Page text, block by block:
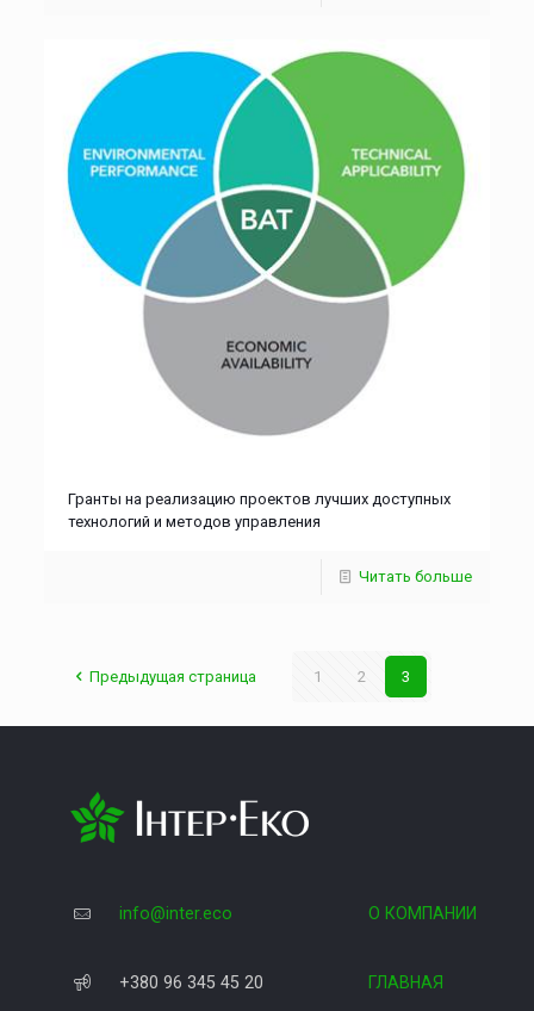
Гранты на реализацию проектов лучших доступных
технологий и методов управления
Читать больше
Предыдущая страница 1 2 3
info@inter.eco О КОМПАНИИ
+380 96 345 45 20 ГЛАВНАЯ